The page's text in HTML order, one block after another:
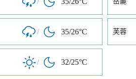
/ 35/26°C 芙蓉
/ 32/25°C